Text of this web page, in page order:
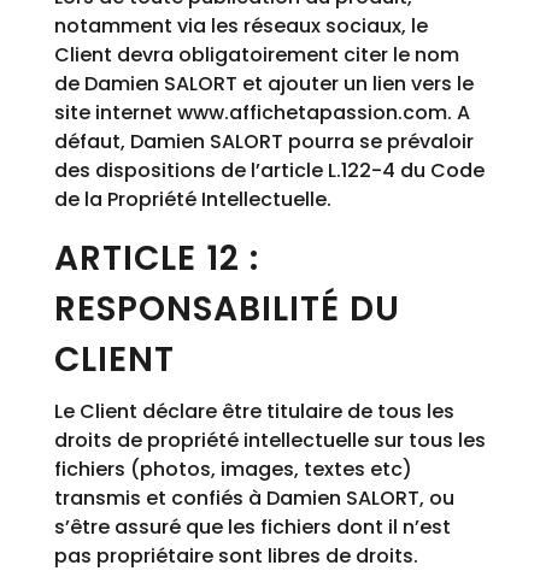
notamment via les réseaux sociaux, le
Client devra obligatoirement citer le nom
de Damien SALORT et ajouter un lien vers le
site internet www.affichetapassion.com. A
défaut, Damien SALORT pourra se prévaloir
des dispositions de l’article L.122-4 du Code
de la Propriété Intellectuelle.
ARTICLE 12 :
RESPONSABILITÉ DU
CLIENT
Le Client déclare être titulaire de tous les
droits de propriété intellectuelle sur tous les
fichiers (photos, images, textes etc)
transmis et confiés à Damien SALORT, ou
s’être assuré que les fichiers dont il n’est
pas propriétaire sont libres de droits.